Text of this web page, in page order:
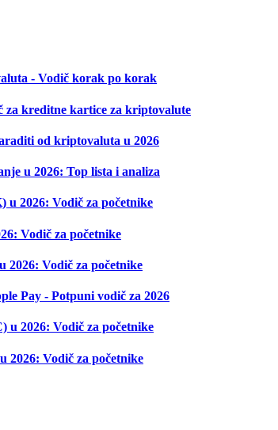
- Vodič korak po korak
kreditne kartice za kriptovalute
od kriptovaluta u 2026
u 2026: Top lista i analiza
2026: Vodič za početnike
Vodič za početnike
Vodič za početnike
Pay - Potpuni vodič za 2026
2026: Vodič za početnike
Vodič za početnike